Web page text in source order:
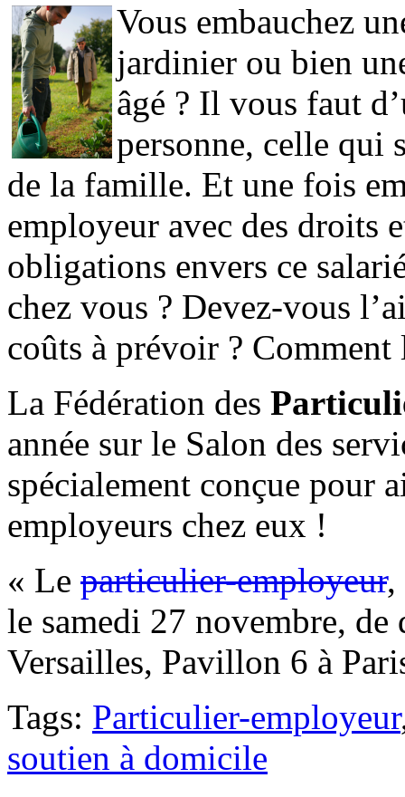
Vous embauchez
jardinier ou bien
âgé ? Il vous faut
personne, celle qui
de la famille. Et une fois
employeur avec des droits
obligations envers ce
chez vous ? Devez-vous
coûts à prévoir ? Comment
La Fédération des
année sur le Salon des
spécialement conçue pour
employeurs chez eux !
« Le particulier-employeur,
le samedi 27 novembre,
Versailles, Pavillon 6 à
Tags: Particulier-employeur
soutien à domicile